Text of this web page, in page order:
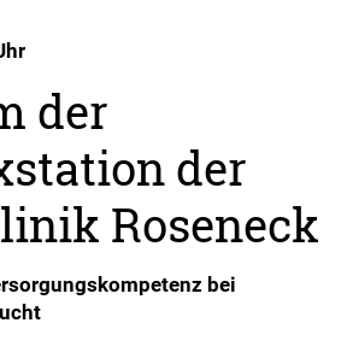
der
der
Roseneck
bei